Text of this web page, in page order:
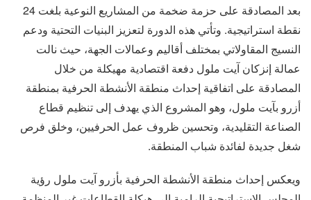
بعد المصادقة على حزمة ضخمة من المشاريع النوعية بلغت 24
نقطة استراتيجية. وتأتي هذه الدورة لتعزيز البنيات التحتية ودعم
النسيج المقاولاتي بمختلف أقاليم وعمالات الجهة، حيث نالت
عمالة إنزكان آيت ملول دفعة اقتصادية مهيكلة من خلال
المصادقة على اتفاقية إحداث منطقة الأنشطة الحرفية بمنطقة
أزرو بآيت ملول، وهو المشروع الذي يهدف إلى تنظيم قطاع
الصناعة التقليدية، وتحسين ظروف عمل الحرفيين، وخلق فرص
شغل جديدة لفائدة شباب المنطقة.
ويعكس إحداث منطقة الأنشطة الحرفية بأزرو آيت ملول رؤية